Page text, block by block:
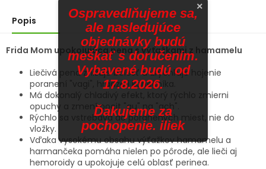
Popis
Frida Mom upokojujúca pena s výťažkami z hamamelu
Liečivá pena znižuje bolesť a urýchľuje hojenie
poranení "vagi", hrádze i konečníka.
Má dokonalý chladivý efekt, ktorý rýchlo zmierni
opuchy a zmení pocit "au" na "ach".
Rýchlo sa vstrebáva do poranených miest, nie do
vložky.
Vďaka vysokému obsahu výťažkov hamamelu a
harmančeka pomáha nielen po pôrode, ale lieči aj
hemoroidy a upokojuje celú oblasť perinea.
×
Ospravedlňujeme sa,
ale nasledujúce
objednávky budú
meškať s doručením.
Vybavené budú od
17.8.2026.
Ďakujeme za
pochopenie. iliek